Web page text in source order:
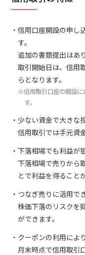
信用口座開設の申し
す。
追加の書類提出はあ
取引開始日は、信用
らとなります。
※信用取引口座の開設に
す。
少ない資金で大きな
信用取引では手元資
下落相場でも利益が
下落相場で売りから
とで利益を得ること
つなぎ売りに活用で
株価下落のリスクを
ができます。
クーポンの利用によ
月末時点で信用取引